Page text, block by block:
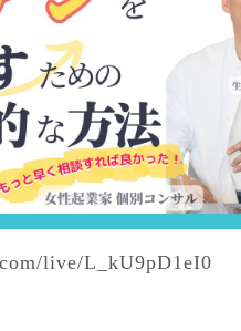
live/L_kU9pD1eI0